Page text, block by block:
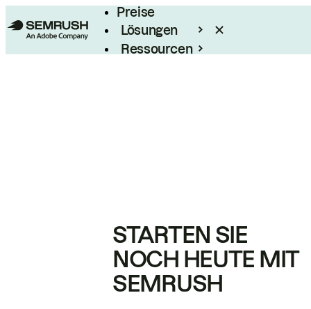
Preise
Lösungen
Ressourcen
STARTEN SIE
NOCH HEUTE MIT
SEMRUSH